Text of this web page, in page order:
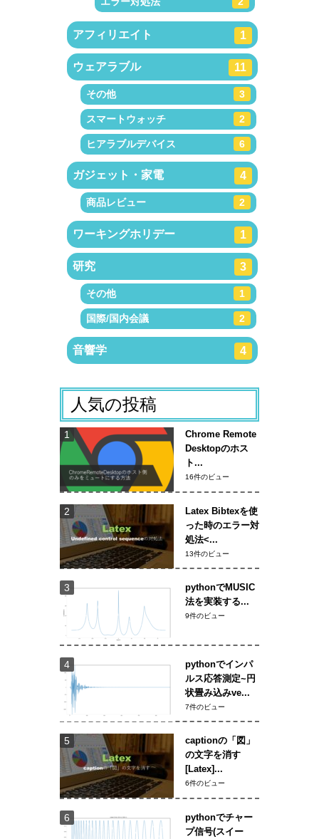
アフィリエイト 1
ウェアラブル 11
その他 3
スマートウォッチ 2
ヒアラブルデバイス 6
ガジェット・家電 4
商品レビュー 2
ワーキングホリデー 1
研究 3
その他 1
国際/国内会議 2
音響学 4
人気の投稿
Chrome Remote
Desktopのホス
ト...
16件のビュー
Latex Bibtexを使
った時のエラー対
処法<...
13件のビュー
pythonでMUSIC
法を実装する...
9件のビュー
pythonでインパ
ルス応答測定~円
状畳み込みve...
7件のビュー
captionの「図」
の文字を消す
[Latex]...
6件のビュー
pythonでチャー
プ信号(スイー